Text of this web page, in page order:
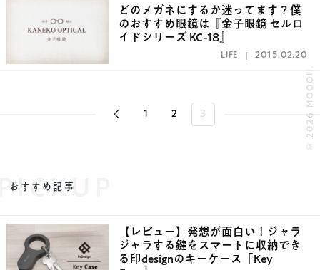
どのメガネにするか迷ってます？僕
のおすすめ眼鏡は『金子眼鏡 セルロ
イドシリーズ KC-18』
LIFE 2015.02.20
1 2 3
おすすめ記事
【レビュー】発想が面白い！ジャラ
ジャラする鍵をスマートに収納でき
る印designのキーケース「Key
© 2026 MOOOII.